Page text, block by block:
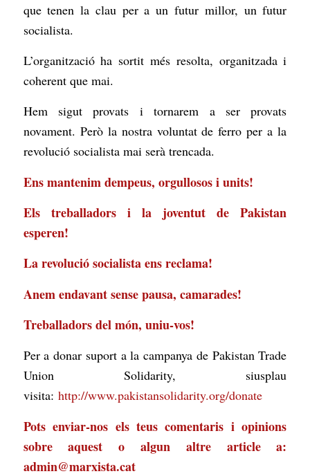
que tenen la clau per a un futur millor, un futur
socialista.
L’organització ha sortit més resolta, organitzada i
coherent que mai.
Hem sigut provats i tornarem a ser provats
novament. Però la nostra voluntat de ferro per a la
revolució socialista mai serà trencada.
Ens mantenim dempeus, orgullosos i units!
Els treballadors i la joventut de Pakistan
esperen!
La revolució socialista ens reclama!
Anem endavant sense pausa, camarades!
Treballadors del món, uniu-vos!
Per a donar suport a la campanya de Pakistan Trade
Union Solidarity, siusplau
visita: http://www.pakistansolidarity.org/donate
Pots enviar-nos els teus comentaris i opinions
sobre aquest o algun altre article a:
admin@marxista.cat